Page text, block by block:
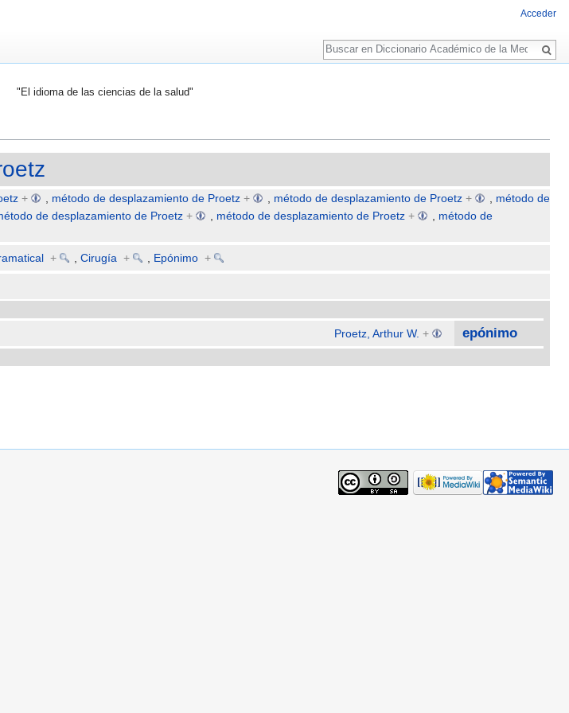
"El idioma de las ciencias de la salud"
+ , método de desplazamiento de Proetz + , método de desplazamiento de Proetz + , método de
de desplazamiento de Proetz + , método de desplazamiento de Proetz + , método de
+ , Cirugía + , Epónimo +
Proetz, Arthur W. + epónimo
Acceder
Buscar